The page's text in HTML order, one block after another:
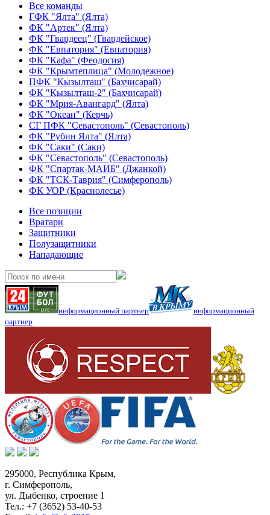
Все команды
ГФК "Ялта" (Ялта)
ФК "Артек" (Ялта)
ФК "Гвардеец" (Гвардейское)
ФК "Евпатория" (Евпатория)
ФК "Кафа" (Феодосия)
ФК "Крымтеплица" (Молодежное)
ПФК "Кызылташ" (Бахчисарай)
ФК "Кызылташ-2" (Бахчисарай)
ФК "Мрия-Авангард" (Ялта)
ФК "Океан" (Керчь)
СГ ПФК "Севастополь" (Севастополь)
ФК "Рубин Ялта" (Ялта)
ФК "Саки" (Саки)
ФК "Севастополь" (Севастополь)
ФК "Спартак-МАИБ" (Джанкой)
ФК "ТСК-Таврия" (Симферополь)
ФК УОР (Краснолесье)
Все позиции
Вратари
Защитники
Полузащитники
Нападающие
информационный партнер
информационный
партнер
295000, Республика Крым,
г. Симферополь,
ул. Дыбенко, строение 1
Тел.: +7 (3652) 53-40-53